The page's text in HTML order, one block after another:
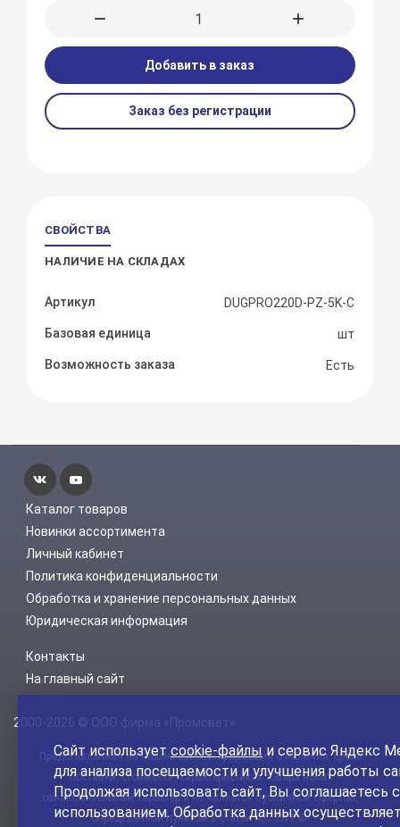
Добавить в заказ
Заказ без регистрации
СВОЙСТВА
НАЛИЧИЕ НА СКЛАДАХ
Артикул DUGPRO220D-PZ-5K-C
Базовая единица шт
Возможность заказа Есть
Каталог товаров
Новинки ассортимента
Личный кабинет
Политика конфиденциальности
Обработка и хранение персональных данных
Юридическая информация
Контакты
На главный сайт
2000-2026 © ООО фирма «Промсвет»
Представленная на нашем сайте информация о наличии, сроке
поставки, стоимости, характеристиках товара носит
ознакомительный характер и не является публичной офертой,
определенной пунктом 2 статьи 437 ГК РФ.
Сайт используетcookie-файлы и сервис Яндекс
для анализа посещаемости и улучшения работы
Продолжая использовать сайт, Вы соглашаетесь
использованием. Обработка данных